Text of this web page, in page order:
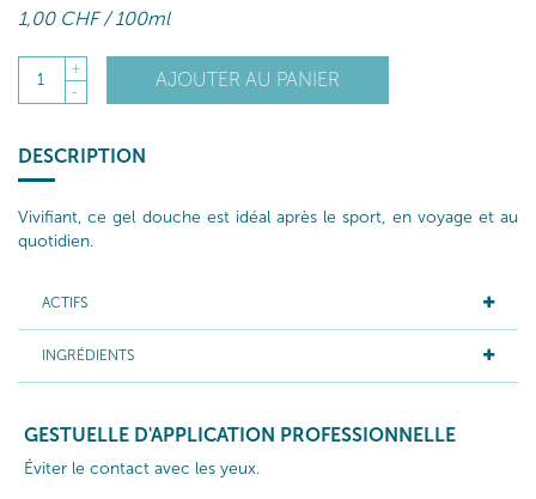
1,00 CHF/ 100ml
1
+
-
AJOUTER AU PANIER
DESCRIPTION
Vivifiant, ce gel douche est idéal après le sport, en voyage et au
quotidien.
ACTIFS
INGRÉDIENTS
GESTUELLE D'APPLICATION PROFESSIONNELLE
Éviter le contact avec les yeux.